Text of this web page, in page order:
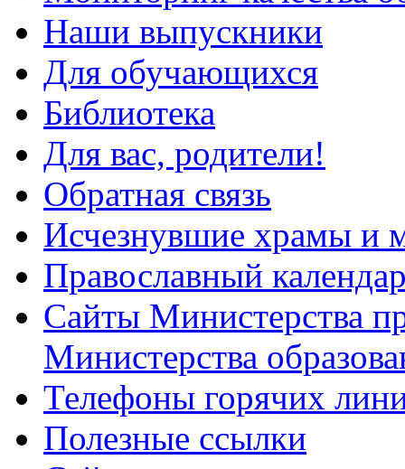
Наши выпускники
Для обучающихся
Библиотека
Для вас, родители!
Обратная связь
Исчезнувшие храмы и
Православный
Сайты Министерства
Министерства
Телефоны горячих
Полезные ссылки